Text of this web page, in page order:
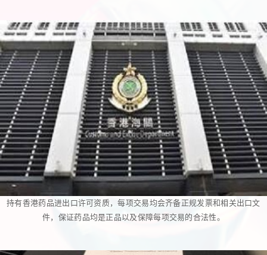
持有香港药品进出口许可资质，每项交易均会齐备正规发票和相关出口文
件，保证药品均是正品以及保障每项交易的合法性。